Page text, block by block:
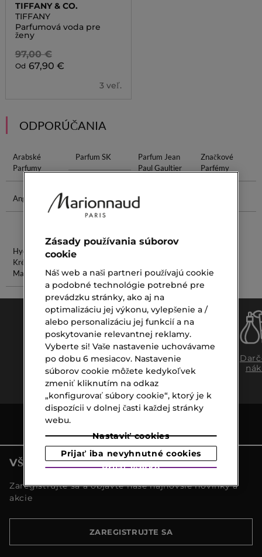
TIFFANY & CO.
TIFFANY
Parfumová voda pre
ženy
97,00 €
Od 67,90 €
3 veľ.
ODPORÚČANIA
Arabské
Parfumy
Parfum SK
Parfum Jean
Paul Gaultier
Značkové
Parfémy
Angel Parfum
Svieže
Dámske
Parfémy
Očný Krém
Na Citlivú
Hydratačný
Krém Na
Mastnú Pleť
Nuxe
Ultra
Doprava
zadarmo
nad €39,-
Expresný
osobný
odber
VŠETKY NOVINKY MARIONNAUD
Zaregistrujte sa a objavte naše najnovšie novinky a
akcie
ZAREGISTRUJTE SA
Zásady používania súborov
cookie
Náš web a naši partneri používajú cookie
a podobné technológie potrebné pre
prevádzku stránky, ako aj na
optimalizáciu jej výkonu, vylepšenie a /
alebo personalizáciu jej funkcií a na
poskytovanie relevantnej reklamy.
Vyberte si! Vaše nastavenie uchovávame
po dobu 6 mesiacov. Nastavenie
súborov cookie môžete kedykoľvek
zmeniť kliknutím na odkaz
„konfigurovať súbory cookie“, ktorý je k
dispozícii v dolnej časti každej stránky
webu.
Nastaviť cookies
Prijať iba nevyhnutné cookies
Prijať všetko